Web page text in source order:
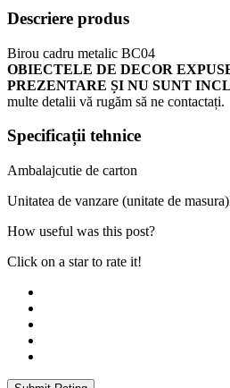
Descriere produs
Birou cadru metalic BC04
OBIECTELE DE DECOR
PREZENTARE ȘI NU SUNT
multe detalii vă rugăm să ne contactați.
Specificații tehnice
Ambalajcutie de carton
Unitatea de vanzare (unitate de masura)
How useful was this post?
Click on a star to rate it!